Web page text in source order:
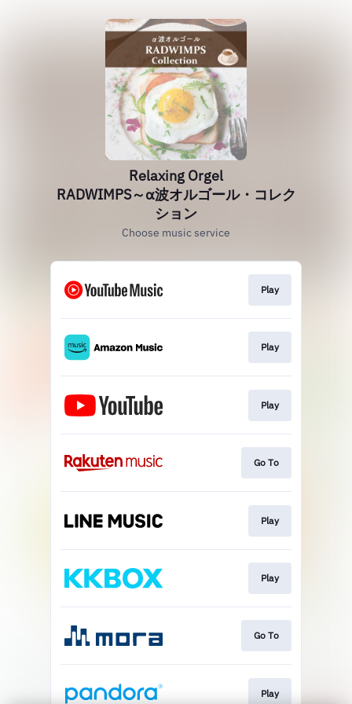
Relaxing Orgel
RADWIMPS～α波オルゴール・コレク
ション
Choose music service
Play
Play
Play
Go To
Play
Play
Go To
Play